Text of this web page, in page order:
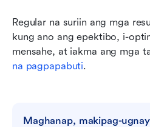
Regular na suriin ang mga
kung ano ang epektibo, i-
mensahe, at iakma ang mga
na pagpapabuti.
Maghanap, makipag-